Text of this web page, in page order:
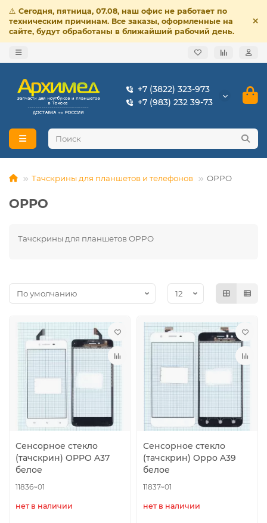
⚠️ Сегодня, пятница, 07.08, наш офис не работает по
техническим причинам. Все заказы, оформленные на
сайте, будут обработаны в ближайший рабочий день.
+7 (3822) 323-973
+7 (983) 232 39-73
Тачскрины для планшетов и телефонов OPPO
OPPO
Тачскрины для планшетов OPPO
Сенсорное стекло
(тачскрин) OPPO A37
белое
11836~01
нет в наличии
Сенсорное стекло
(тачскрин) Oppo A39
белое
11837~01
нет в наличии